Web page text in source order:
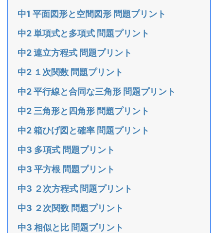
中1 平面図形と空間図形 問題プリント
中2 単項式と多項式 問題プリント
中2 連立方程式 問題プリント
中2 １次関数 問題プリント
中2 平行線と合同な三角形 問題プリント
中2 三角形と四角形 問題プリント
中2 箱ひげ図と確率 問題プリント
中3 多項式 問題プリント
中3 平方根 問題プリント
中3 ２次方程式 問題プリント
中3 ２次関数 問題プリント
中3 相似と比 問題プリント